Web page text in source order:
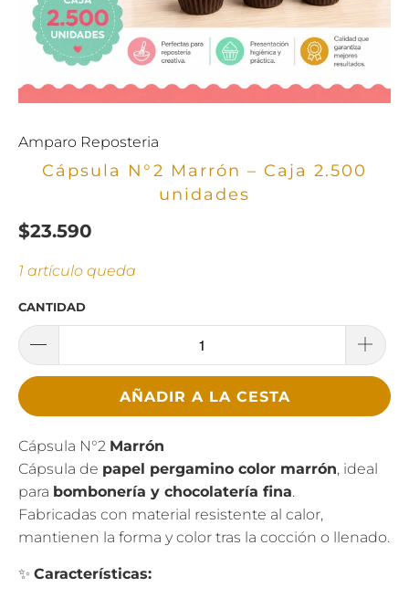
Amparo Reposteria
Cápsula N°2 Marrón – Caja 2.500
unidades
$23.590
1 artículo queda
CANTIDAD
AÑADIR A LA CESTA
Cápsula N°2 Marrón
Cápsula de papel pergamino color marrón, ideal
para bombonería y chocolatería fina.
Fabricadas con material resistente al calor,
mantienen la forma y color tras la cocción o llenado.
✨ Características: